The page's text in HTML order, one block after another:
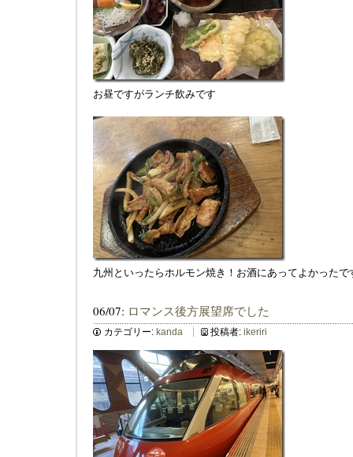
お昼ですがランチ飲みです
九州といったらホルモン焼き！お酒にあってよかったで
06/07: ロマンス後方展望席でした
カテゴリー: kanda 投稿者: ikeriri